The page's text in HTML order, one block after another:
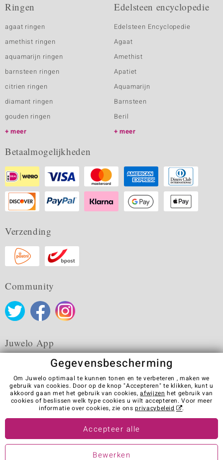
Ringen
agaat ringen
amethist ringen
aquamarijn ringen
barnsteen ringen
citrien ringen
diamant ringen
gouden ringen
meer
Edelsteen encyclopedie
Edelsteen Encyclopedie
Agaat
Amethist
Apatiet
Aquamarijn
Barnsteen
Beril
meer
Betaalmogelijkheden
Verzending
Community
Juwelo App
Algemene verkoopvoorwaarden Privacybeleid
Cookies
Colofon
Contact
Contract herroepen
Visit our stores in other countries:
Gegevensbescherming
Om Juwelo optimaal te kunnen tonen en te verbeteren , maken we
gebruik van cookies. Door op de knop "Accepteren" te klikken, kunt u
akkoord gaan met het gebruik van cookies,afwijzen het gebruik van
cookies of beslissen welk type cookies u wilt accepteren. Voor meer
informatie over cookies, zie onsprivacybeleid .
Accepteer alle
Bewerken